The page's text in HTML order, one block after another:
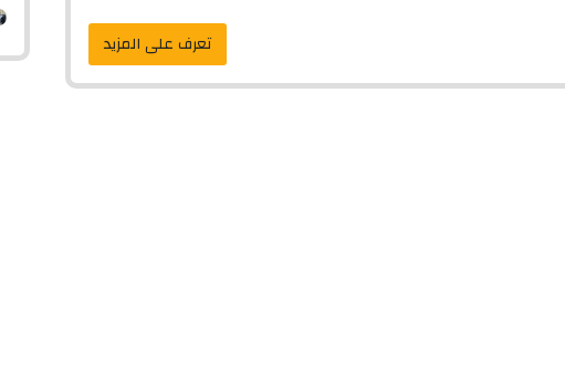
تعرف على المزيد